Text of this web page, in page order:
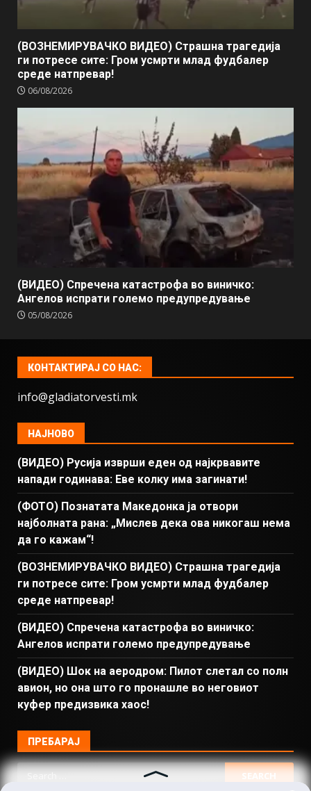
(ВОЗНЕМИРУВАЧКО ВИДЕО) Страшна трагедија
ги потресе сите: Гром усмрти млад фудбалер
среде натпревар!
06/08/2026
(ВИДЕО) Спречена катастрофа во виничко:
Ангелов испрати големо предупредување
05/08/2026
КОНТАКТИРАЈ СО НАС:
info@gladiatorvesti.mk
НАЈНОВО
(ВИДЕО) Русија изврши еден од најкрвавите
напади годинава: Еве колку има загинати!
(ФОТО) Познатата Македонка ја отвори
најболната рана: „Мислев дека ова никогаш нема
да го кажам“!
(ВОЗНЕМИРУВАЧКО ВИДЕО) Страшна трагедија
ги потресе сите: Гром усмрти млад фудбалер
среде натпревар!
(ВИДЕО) Спречена катастрофа во виничко:
Ангелов испрати големо предупредување
(ВИДЕО) Шок на аеродром: Пилот слетал со полн
авион, но она што го пронашле во неговиот
куфер предизвика хаос!
ПРЕБАРАЈ